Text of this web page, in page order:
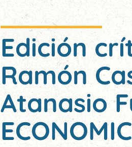
Edición
Ramón
Atanasio